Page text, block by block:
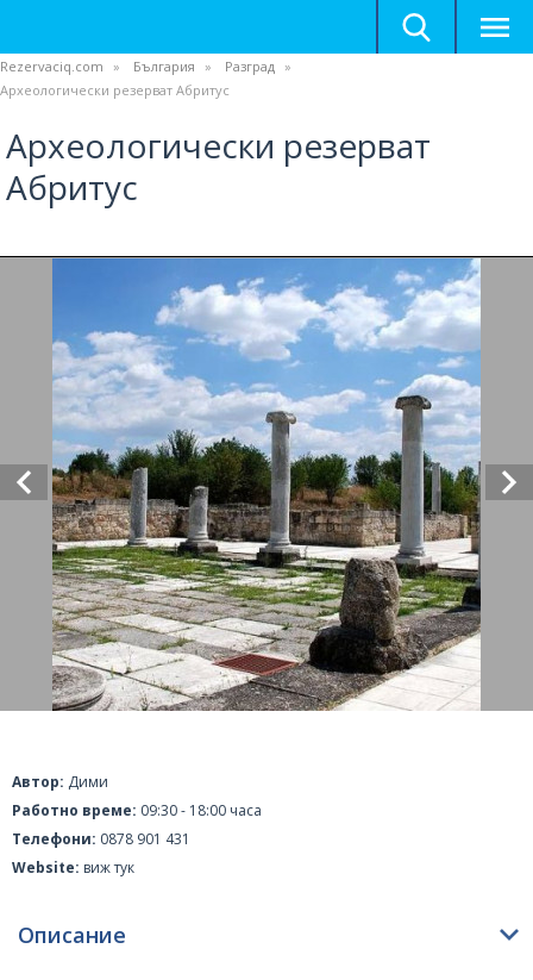
Rezervaciq.com България
Разград
Археологически резерват Абритус
Археологически резерват
Абритус
Автор: Дими
Работно време: 09:30 - 18:00 часа
Телефони: 0878 901 431
Website: виж тук
Описание